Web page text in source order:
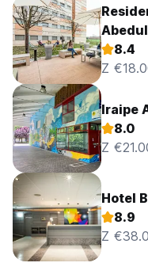
8.4
Z
Iraipe
8.0
Z
Hotel
8.9
Z